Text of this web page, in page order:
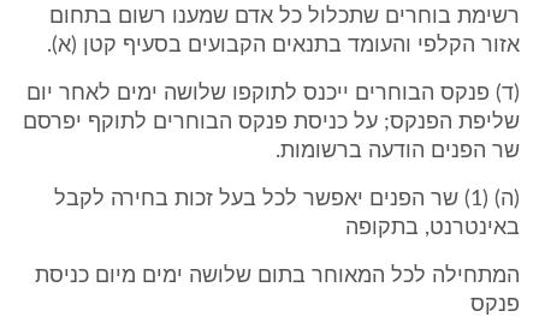
רשימת בוחרים שתכלול כל אדם שמענו רשום בתחום
אזור הקלפי והעומד בתנאים הקבועים בסעיף קטן (א).
(ד) פנקס הבוחרים ייכנס לתוקפו שלושה ימים לאחר יום
שליפת הפנקס; על כניסת פנקס הבוחרים לתוקף יפרסם
שר הפנים הודעה ברשומות.
(ה) (1) שר הפנים יאפשר לכל בעל זכות בחירה לקבל
באינטרנט, בתקופה
המתחילה לכל המאוחר בתום שלושה ימים מיום כניסת
פנקס